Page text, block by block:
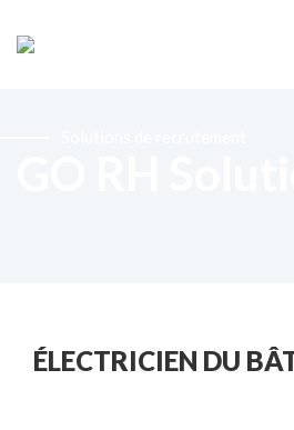
ÉLECTRICIEN DU